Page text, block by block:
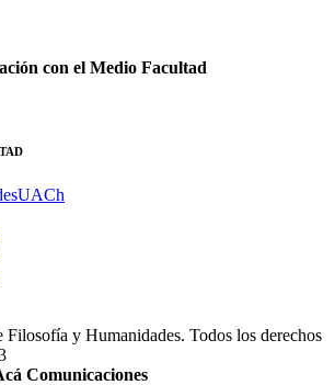
con el Medio Facultad
Filosofía y Humanidades. Todos los derechos
Comunicaciones